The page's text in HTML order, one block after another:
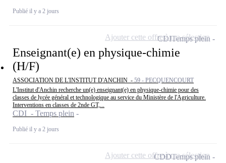
Publié il y a 2 jours
Enseignant(e) en physique-chimie
(H/F)
ASSOCIATION DE L'INSTITUT D'ANCHIN - 59 - PECQUENCOURT
L'Institut d'Anchin recherche un(e) enseignant(e) en physique-chimie pour des
classes de lycée général et technologique au service du Ministère de l'Agriculture.
Interventions en classes de 2nde GT,...
CDI - Temps plein
Publié il y a 2 jours
CDITemps plein
Ajouter cette offre à ma sélection
CDDTemps plein
Ajouter cette offre à ma sélection